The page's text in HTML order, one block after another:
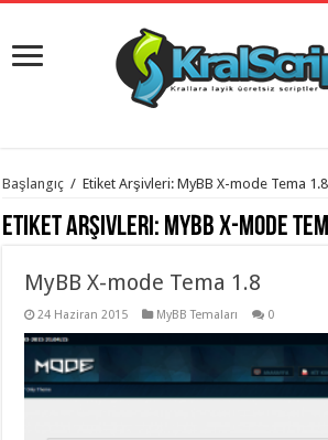
istanbul
evden
eve
organizasyon ,
gaziantep
evden
taşımacılık,
evden
taşımacılık,
Başlangıç / Etiket Arşivleri: MyBB X-mode Tema 1.8
Etiket Arşivleri: MyBB X-mode
MyBB X-mode Tema 1.8
24 Haziran 2015 MyBB Temaları 0